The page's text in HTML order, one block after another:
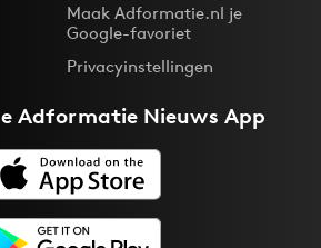
Maak Adformatie.nl je
Google-favoriet
Privacyinstellingen
Adformatie Nieuws App